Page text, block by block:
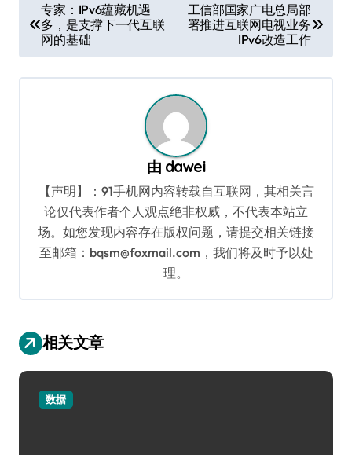
章
导
航
专家：IPv6蕴藏机遇
多，是支撑下一代互联
网的基础
工信部国家广电总局部
署推进互联网电视业务
IPv6改造工作
由 dawei
【声明】：91手机网内容转载自互联网，其相关言
论仅代表作者个人观点绝非权威，不代表本站立
场。如您发现内容存在版权问题，请提交相关链接
至邮箱：bqsm@foxmail.com，我们将及时予以处
理。
相关文章
数据